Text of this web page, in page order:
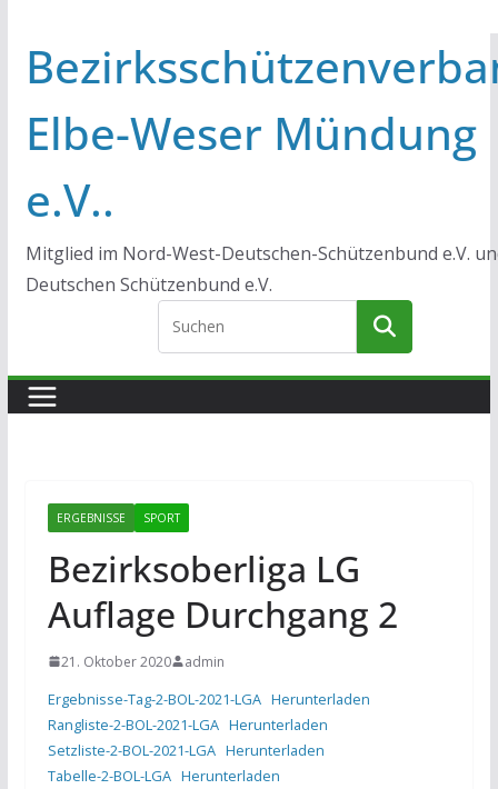
Elbe-Weser Mündung
e.V..
Mitglied im Nord-West-Deutschen-Schützenbund e.V.
Deutschen Schützenbund e.V.
ERGEBNISSE SPORT
Bezirksoberliga LG
Auflage Durchgang 2
21. Oktober 2020 admin
Ergebnisse-Tag-2-BOL-2021-LGA Herunterladen
Rangliste-2-BOL-2021-LGA Herunterladen
Setzliste-2-BOL-2021-LGA Herunterladen
Tabelle-2-BOL-LGA Herunterladen